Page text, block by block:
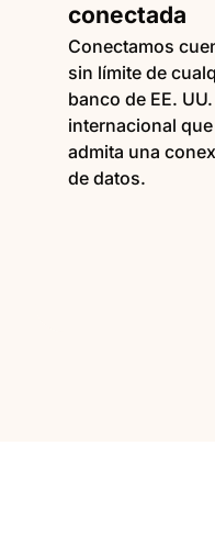
conectada
Conectamos
sin límite de
banco de EE.
internacional que
admita una
de datos.